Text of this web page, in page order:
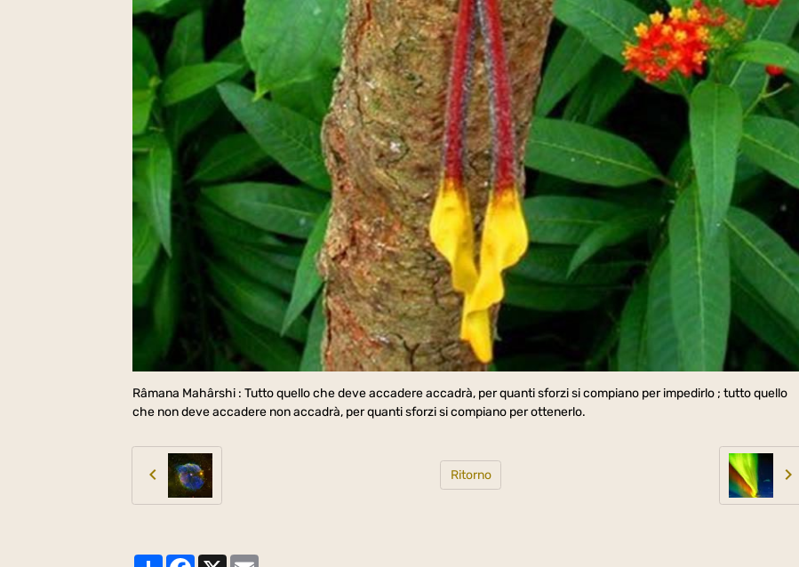
Râmana Mahârshi : Tutto quello che deve accadere accadrà, per quanti sforzi si compiano per impedirlo ; tutto quello
che non deve accadere non accadrà, per quanti sforzi si compiano per ottenerlo.
Ritorno
PartagerFacebook
X